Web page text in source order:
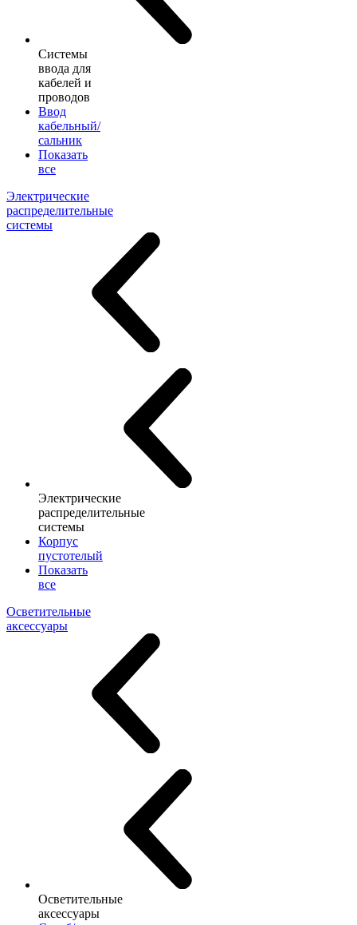
Системы
ввода для
кабелей и
проводов
Ввод
кабельный/
сальник
Показать
все
Электрические
распределительные
системы
Электрические
распределительные
системы
Корпус
пустотелый
Показать
все
Осветительные
аксессуары
Осветительные
аксессуары